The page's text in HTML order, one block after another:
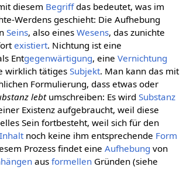
diesem Begriffdas bedeutet, was im
Werdens geschieht: Die Aufhebung
Seins, also eines Wesens, das zunichte
existiert. Nichtung ist eine
Entgegenwärtigung, eine Vernichtung
wirklich tätiges Subjekt. Man kann das mit
Formulierung, dass etwas oder
lebtumschreiben: Es wird Substanz
Existenz aufgebraucht, weil diese
Sein fortbesteht, weil sich für den
Inhaltnoch keine ihm entsprechende Form
Prozess findet eine Aufhebung von
aus formellenGründen (siehe